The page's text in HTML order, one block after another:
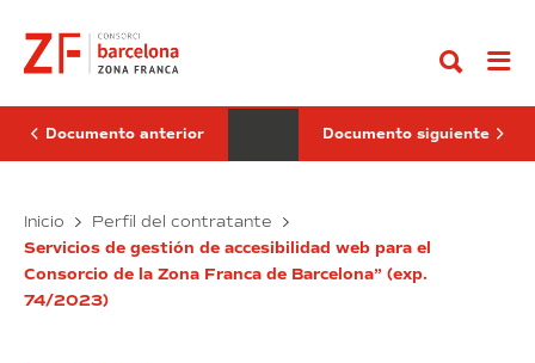
contenido
verde
ubicado
en
calle
Motors
del
Sector
14
de
la
Documento anterior
y
transporte
en
distinto
soporte
Documento siguiente
Inicio Perfil del contratante
Servicios de gestión de accesibilidad web para el
Consorcio de la Zona Franca de Barcelona” (exp.
74/2023)
Punto
verde
ubicado
en
y
extraordinario